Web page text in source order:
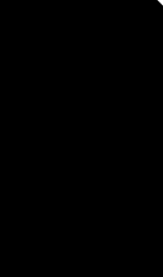
оформить заказ